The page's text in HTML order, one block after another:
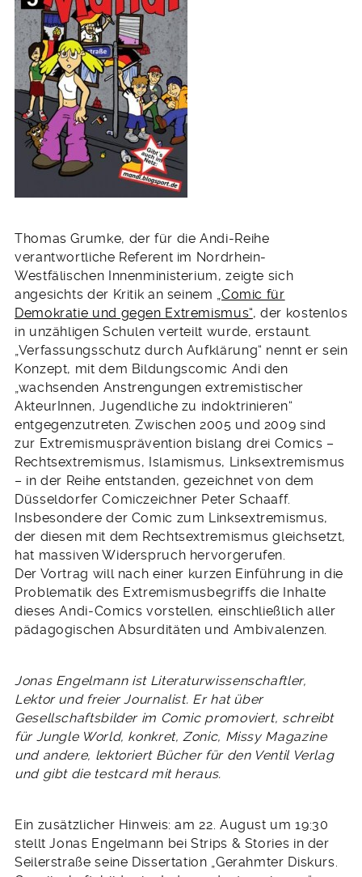
Thomas Grumke, der für die Andi-Reihe
verantwortliche Referent im Nordrhein-
Westfälischen Innenministerium, zeigte sich
angesichts der Kritik an seinem „Comic für
Demokratie und gegen Extremismus“, der kostenlos
in unzähligen Schulen verteilt wurde, erstaunt.
„Verfassungsschutz durch Aufklärung“ nennt er sein
Konzept, mit dem Bildungscomic Andi den
„wachsenden Anstrengungen extremistischer
AkteurInnen, Jugendliche zu indoktrinieren“
entgegenzutreten. Zwischen 2005 und 2009 sind
zur Extremismusprävention bislang drei Comics –
Rechtsextremismus, Islamismus, Linksextremismus
– in der Reihe entstanden, gezeichnet von dem
Düsseldorfer Comiczeichner Peter Schaaff.
Insbesondere der Comic zum Linksextremismus,
der diesen mit dem Rechtsextremismus gleichsetzt,
hat massiven Widerspruch hervorgerufen.
Der Vortrag will nach einer kurzen Einführung in die
Problematik des Extremismusbegriffs die Inhalte
dieses Andi-Comics vorstellen, einschließlich aller
pädagogischen Absurditäten und Ambivalenzen.
Jonas Engelmann ist Literaturwissenschaftler,
Lektor und freier Journalist. Er hat über
Gesellschaftsbilder im Comic promoviert, schreibt
für Jungle World, konkret, Zonic, Missy Magazine
und andere, lektoriert Bücher für den Ventil Verlag
und gibt die testcard mit heraus.
Ein zusätzlicher Hinweis: am 22. August um 19:30
stellt Jonas Engelmann bei Strips & Stories in der
Seilerstraße seine Dissertation „Gerahmter Diskurs.